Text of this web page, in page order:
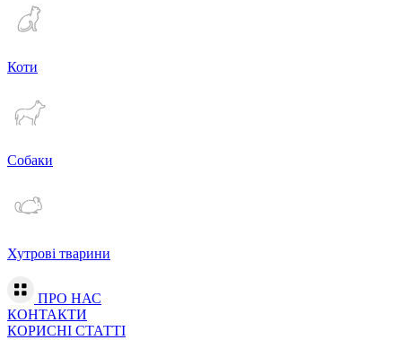
Коти
Собаки
Хутрові тварини
ПРО НАС
КОНТАКТИ
КОРИСНІ СТАТТІ